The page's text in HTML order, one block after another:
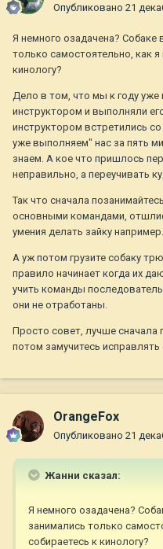
Опубликовано 21
Я немного озадачена?
только самостоятельно, как
кинологу?
Дело в том, что мы к году
инструктором и выполняли
инструктором встретились
уже выполняем" нас за пять
знаем. А кое что пришлось
неправильно, а переучивать
Так что сначала
основными командами,
умения делать зайку например.
А уж потом грузите собаку
правило начинает когда их
учить команды
они не отработаны.
Просто совет, лучше сначала
потом замучитесь
OrangeFox
Опубликовано 21
Жанни сказал:
Я немного озадачена?
занимались только
собираетесь к кинологу?